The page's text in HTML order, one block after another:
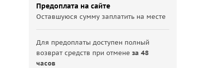
Предоплата на сайте
Оставшуюся сумму заплатить на месте
Для предоплаты доступен полный
возврат средств при отменеза 48
часов